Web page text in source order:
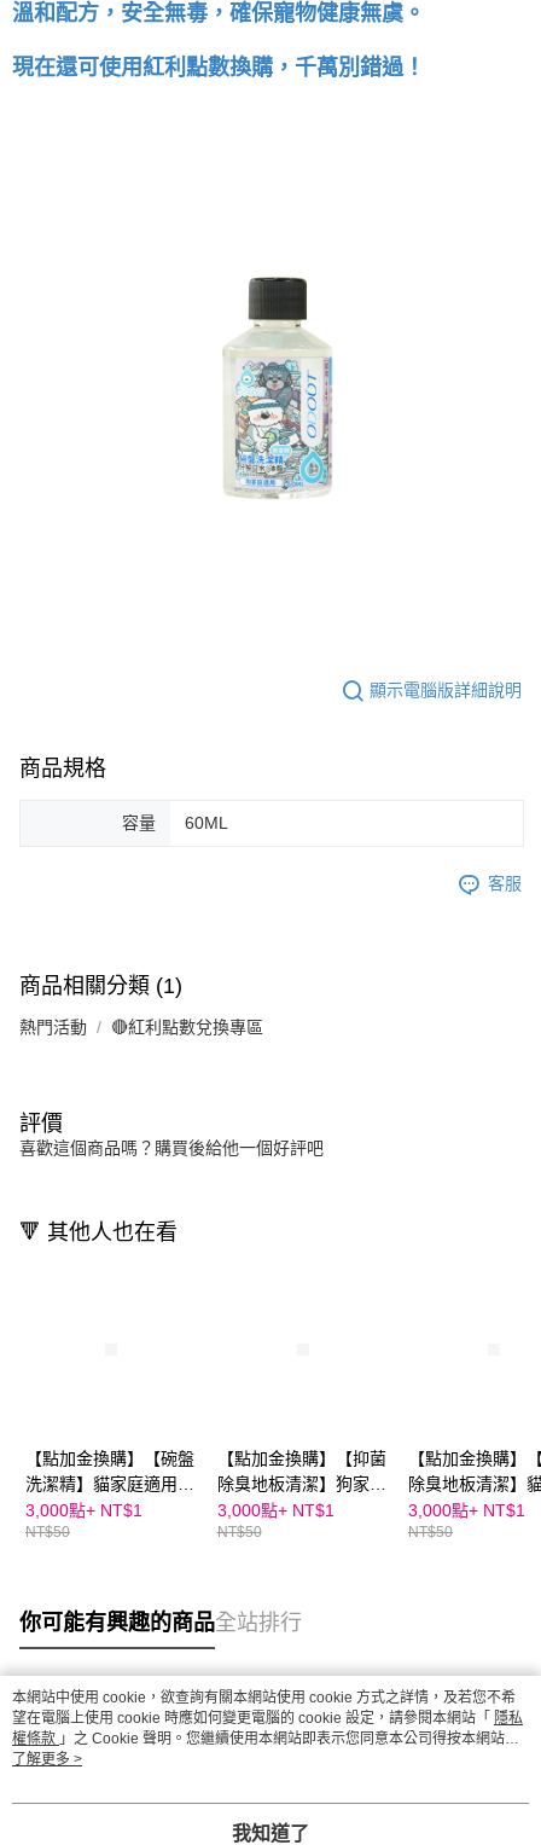
溫和配方，安全無毒，確保寵物健康無虞。
現在還可使用紅利點數換購，千萬別錯過！
顯示電腦版詳細說明
商品規格
容量 60ML
客服
商品相關分類 (1)
熱門活動 🔴紅利點數兌換專區
評價
喜歡這個商品嗎？購買後給他一個好評吧
🔻 其他人也在看
【點加金換購】【碗盤
洗潔精】貓家庭適用
60ml
3,000點+ NT$1
NT$50
【點加金換購】【抑菌
除臭地板清潔】狗家庭
適用 60ml
3,000點+ NT$1
NT$50
【點加金換購】
除臭地板清潔】
適用 60ml
3,000點+ NT$1
NT$50
你可能有興趣的商品全站排行
熱門標籤
本網站中使用 cookie，欲查詢有關本網站使用 cookie 方式之詳情，及若您不希
望在電腦上使用 cookie 時應如何變更電腦的 cookie 設定，請參閱本網站「 隱私
權條款 」之 Cookie 聲明。您繼續使用本網站即表示您同意本公司得按本網站使
用條款之 Cookie 聲明使用 cookie。
了解更多 >
我知道了